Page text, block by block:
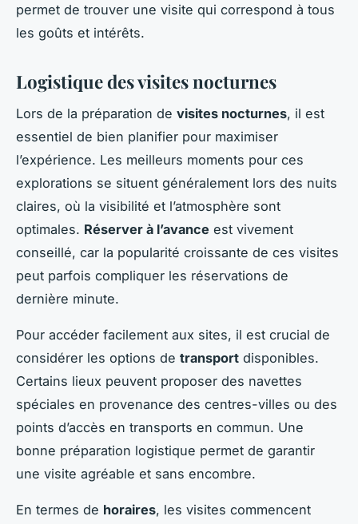
permet de trouver une visite qui correspond à tous
les goûts et intérêts.
Logistique des visites nocturnes
Lors de la préparation de visites nocturnes, il est
essentiel de bien planifier pour maximiser
l’expérience. Les meilleurs moments pour ces
explorations se situent généralement lors des nuits
claires, où la visibilité et l’atmosphère sont
optimales. Réserver à l’avance est vivement
conseillé, car la popularité croissante de ces visites
peut parfois compliquer les réservations de
dernière minute.
Pour accéder facilement aux sites, il est crucial de
considérer les options de transport disponibles.
Certains lieux peuvent proposer des navettes
spéciales en provenance des centres-villes ou des
points d’accès en transports en commun. Une
bonne préparation logistique permet de garantir
une visite agréable et sans encombre.
En termes de horaires, les visites commencent